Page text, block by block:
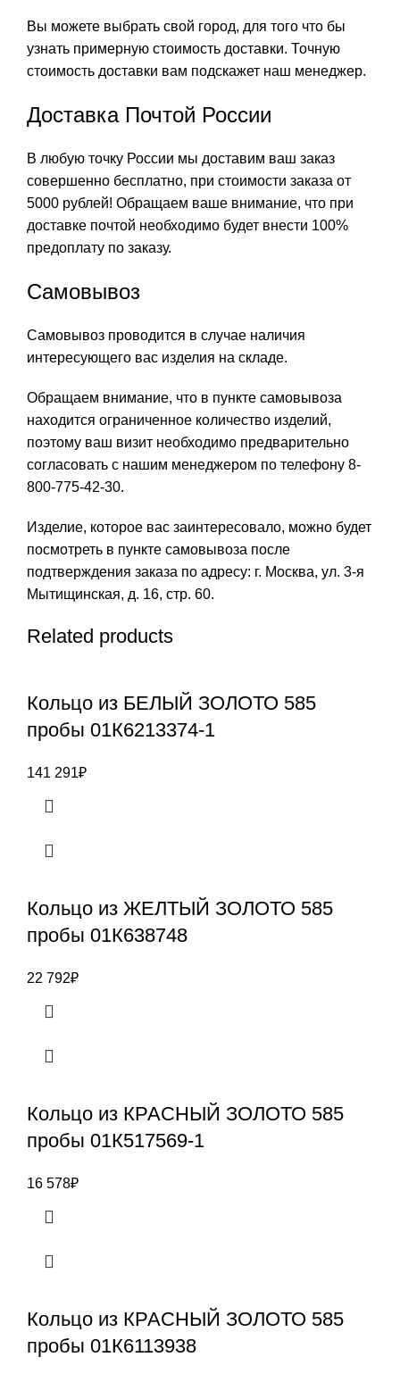
Вы можете выбрать свой город, для того что бы
узнать примерную стоимость доставки. Точную
стоимость доставки вам подскажет наш менеджер.
Доставка Почтой России
В любую точку России мы доставим ваш заказ
совершенно бесплатно, при стоимости заказа от
5000 рублей! Обращаем ваше внимание, что при
доставке почтой необходимо будет внести 100%
предоплату по заказу.
Самовывоз
Самовывоз проводится в случае наличия
интересующего вас изделия на складе.
Обращаем внимание, что в пункте самовывоза
находится ограниченное количество изделий,
поэтому ваш визит необходимо предварительно
согласовать с нашим менеджером по телефону 8-
800-775-42-30.
Изделие, которое вас заинтересовало, можно будет
посмотреть в пункте самовывоза после
подтверждения заказа по адресу: г. Москва, ул. 3-я
Мытищинская, д. 16, стр. 60.
Related products
Кольцо из БЕЛЫЙ ЗОЛОТО 585
пробы 01К6213374-1
141 291₽
Кольцо из ЖЕЛТЫЙ ЗОЛОТО 585
пробы 01К638748
22 792₽
Кольцо из КРАСНЫЙ ЗОЛОТО 585
пробы 01К517569-1
16 578₽
Кольцо из КРАСНЫЙ ЗОЛОТО 585
пробы 01К6113938